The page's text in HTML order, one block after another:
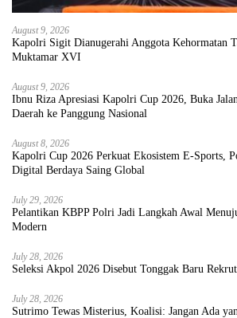
August 9, 2026
Kapolri Sigit Dianugerahi Anggota Kehormatan
Muktamar XVI
August 9, 2026
Ibnu Riza Apresiasi Kapolri Cup 2026, Buka
Daerah ke Panggung Nasional
August 8, 2026
Kapolri Cup 2026 Perkuat Ekosistem E-Sports,
Digital Berdaya Saing Global
July 29, 2026
Pelantikan KBPP Polri Jadi Langkah Awal
Modern
July 28, 2026
Seleksi Akpol 2026 Disebut Tonggak Baru
July 28, 2026
Sutrimo Tewas Misterius, Koalisi: Jangan Ada